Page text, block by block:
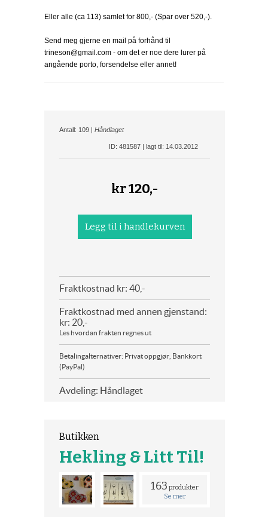
Eller alle (ca 113) samlet for 800,- (Spar over 520,-).
Send meg gjerne en mail på forhånd til
trineson@gmail.com - om det er noe dere lurer på
angående porto, forsendelse eller annet!
Antall: 109 | Håndlaget
ID: 481587 | lagt til: 14.03.2012
kr120,-
Fraktkostnad kr: 40,-
Fraktkostnad med annen gjenstand:
kr: 20,-
Les hvordan frakten regnes ut
Betalingalternativer: Privat oppgjør, Bankkort
(PayPal)
Avdeling: Håndlaget
Butikken
Hekling & Litt Til!
163 produkter
Se mer